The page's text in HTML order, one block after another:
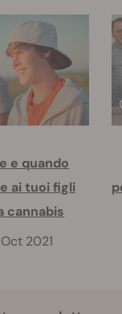
e quando
ai tuoi figli
cannabis
Oct 2021